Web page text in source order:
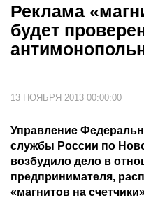
Реклама
будет
13 НОЯБРЯ 2013 00:00:00
Управление
службы России по
возбудило дело в
предпринимателя,
«магнитов на